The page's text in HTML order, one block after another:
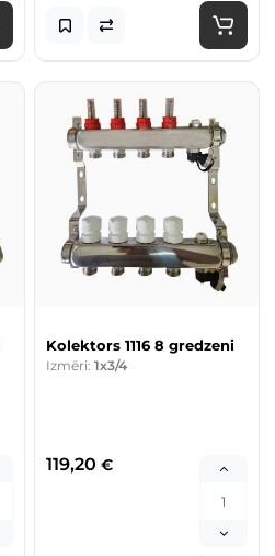
Kolektors 1116 8 gredzeni
Izmēri: 1x3/4
119,20 €